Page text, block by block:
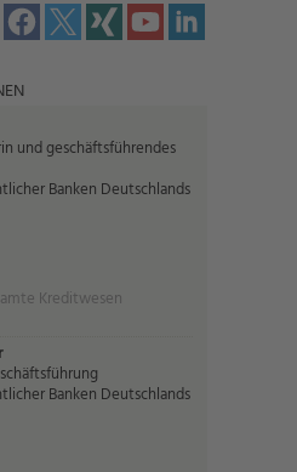
und geschäftsführendes
Banken Deutschlands
Kreditwesen
Banken Deutschlands